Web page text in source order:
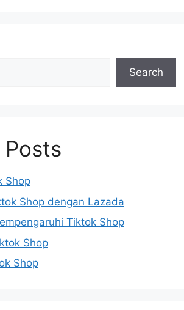
Search
Posts
Shop
Shop dengan Lazada
Tiktok Shop
Shop
Shop